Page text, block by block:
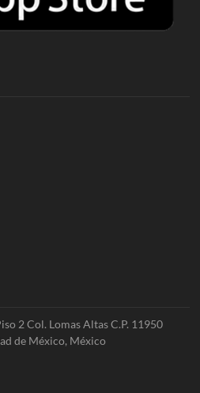
2 Col. Lomas Altas C.P. 11950
de México, México